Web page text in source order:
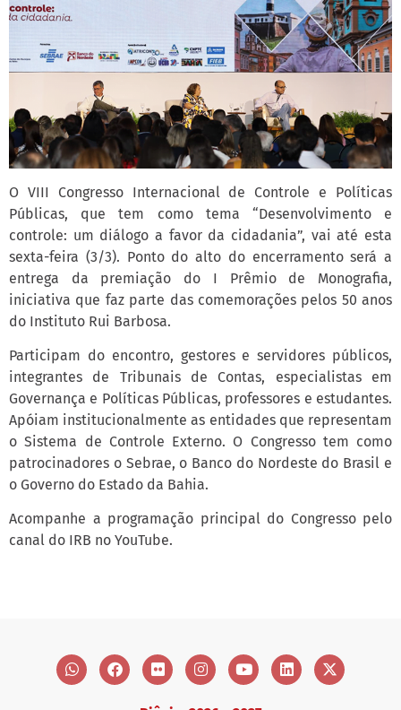
O VIII Congresso Internacional de Controle e Políticas
Públicas, que tem como tema “Desenvolvimento e
controle: um diálogo a favor da cidadania”, vai até esta
sexta-feira (3/3). Ponto do alto do encerramento será a
entrega da premiação do I Prêmio de Monografia,
iniciativa que faz parte das comemorações pelos 50 anos
do Instituto Rui Barbosa.
Participam do encontro, gestores e servidores públicos,
integrantes de Tribunais de Contas, especialistas em
Governança e Políticas Públicas, professores e estudantes.
Apóiam institucionalmente as entidades que representam
o Sistema de Controle Externo. O Congresso tem como
patrocinadores o Sebrae, o Banco do Nordeste do Brasil e
o Governo do Estado da Bahia.
Acompanhe a programação principal do Congresso pelo
canal do IRB no YouTube.